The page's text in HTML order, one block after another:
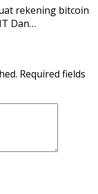
rekening bitcoin
Dan…
Required fields